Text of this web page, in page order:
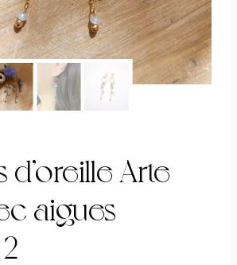
d’oreille Arte
aigues